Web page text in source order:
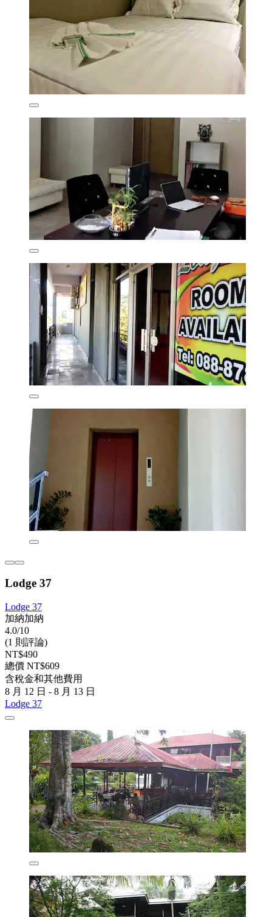
Lodge 37
Lodge 37
加納加納
4.0/10
(1 則評論)
NT$490
總價 NT$609
含稅金和其他費用
8 月 12 日 - 8 月 13 日
Lodge 37